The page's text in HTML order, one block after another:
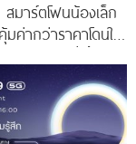
สมาร์ตโฟนน้องเล็ก
ค่ากว่าราคาโดนใจ
ยง 4,599 บาท